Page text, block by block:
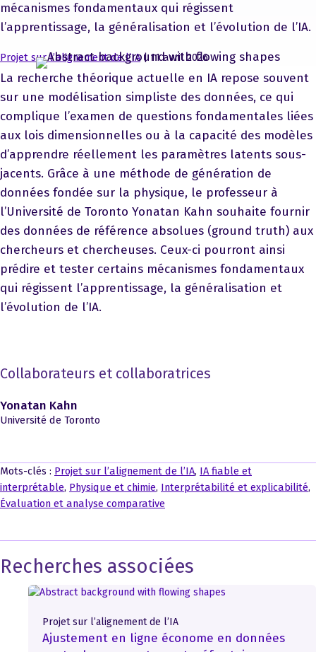
mécanismes fondamentaux qui régissent
l’apprentissage, la généralisation et l’évolution de l’IA.
Projet sur l’alignement de l’IA| 11 avril 2026
La recherche théorique actuelle en IA repose souvent
sur une modélisation simpliste des données, ce qui
complique l’examen de questions fondamentales liées
aux lois dimensionnelles ou à la capacité des modèles
d’apprendre réellement les paramètres latents sous-
jacents. Grâce à une méthode de génération de
données fondée sur la physique, le professeur à
l’Université de Toronto Yonatan Kahn souhaite fournir
des données de référence absolues (ground truth) aux
chercheurs et chercheuses. Ceux-ci pourront ainsi
prédire et tester certains mécanismes fondamentaux
qui régissent l’apprentissage, la généralisation et
l’évolution de l’IA.
Collaborateurs et collaboratrices
Yonatan Kahn
Université de Toronto
Mots-clés : Projet sur l’alignement de l’IA, IA fiable et
interprétable, Physique et chimie, Interprétabilité et explicabilité,
Évaluation et analyse comparative
Recherches associées
Projet sur l’alignement de l’IA
Ajustement en ligne économe en données